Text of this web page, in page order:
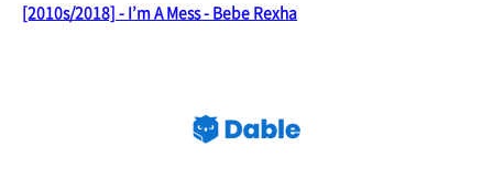
[2010s/2018] - I’m A Mess - Bebe Rexha